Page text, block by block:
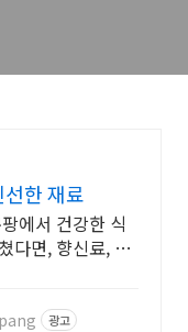
한 재료
에서 건강한 식
다면, 향신료, 쿠
광고